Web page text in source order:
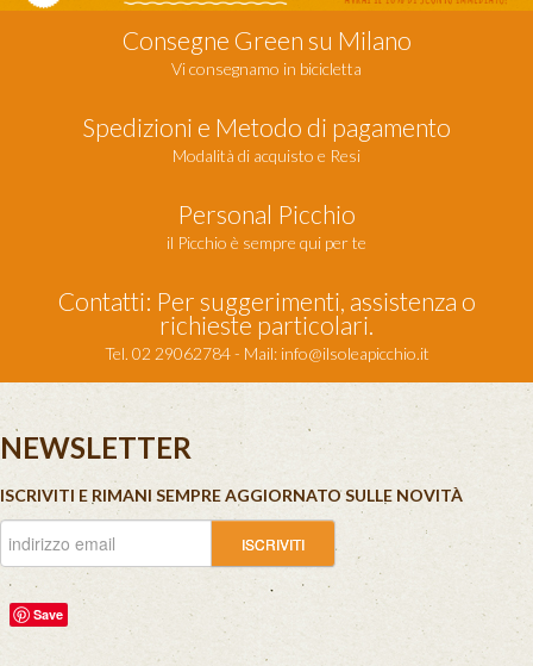
Consegne Green su Milano
Vi consegnamo in bicicletta
Spedizioni e Metodo di pagamento
Modalità di acquisto e Resi
Personal Picchio
il Picchio è sempre qui per te
Contatti: Per suggerimenti, assistenza o
richieste particolari.
Tel. 02 29062784 - Mail: info@ilsoleapicchio.it
NEWSLETTER
ISCRIVITI E RIMANI SEMPRE AGGIORNATO SULLE NOVITÀ
Save